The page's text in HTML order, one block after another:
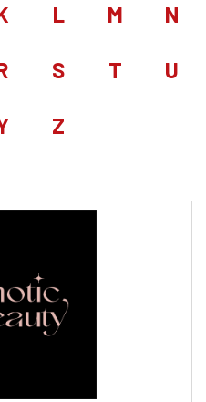
L M N
S T U
Z